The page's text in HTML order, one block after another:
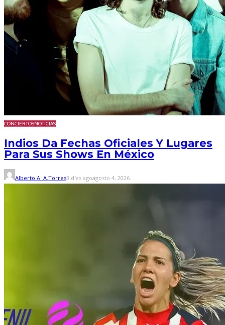
CONCIERTOSNOTICIAS
Indios Da Fechas Oficiales Y Lugares
Para Sus Shows En México
Alberto A. A.Torres3 días agoagosto 4, 2026